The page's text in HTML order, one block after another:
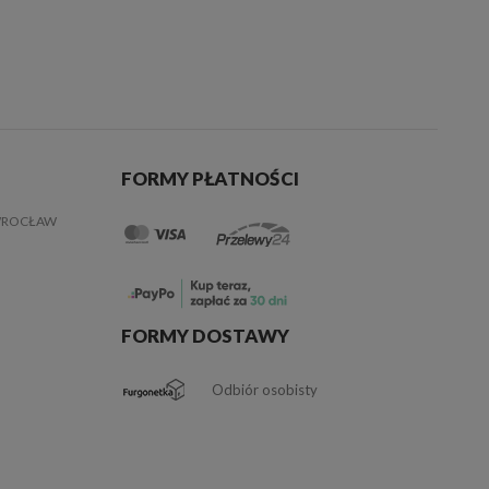
FORMY PŁATNOŚCI
FORMY DOSTAWY
Odbiór osobisty